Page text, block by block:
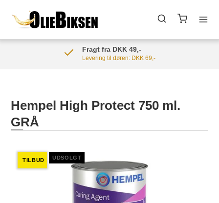
Fragt fra DKK 49,-
Levering til døren: DKK 69,-
Hempel High Protect 750 ml.
GRÅ
TILBUD UDSOLGT